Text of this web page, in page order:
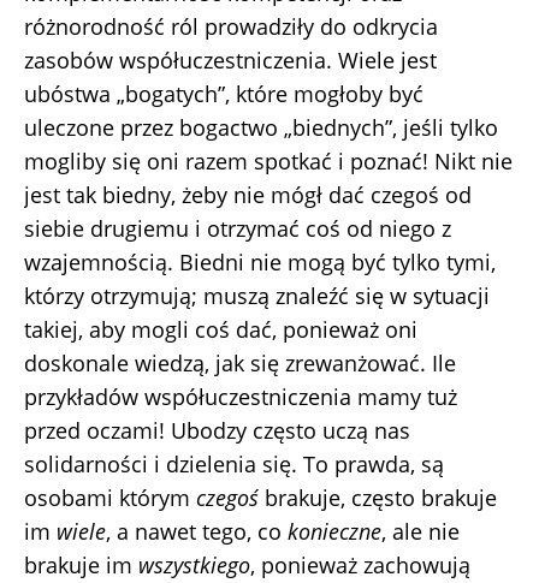
różnorodność ról prowadziły do odkrycia
zasobów współuczestniczenia. Wiele jest
ubóstwa „bogatych”, które mogłoby być
uleczone przez bogactwo „biednych”, jeśli tylko
mogliby się oni razem spotkać i poznać! Nikt nie
jest tak biedny, żeby nie mógł dać czegoś od
siebie drugiemu i otrzymać coś od niego z
wzajemnością. Biedni nie mogą być tylko tymi,
którzy otrzymują; muszą znaleźć się w sytuacji
takiej, aby mogli coś dać, ponieważ oni
doskonale wiedzą, jak się zrewanżować. Ile
przykładów współuczestniczenia mamy tuż
przed oczami! Ubodzy często uczą nas
solidarności i dzielenia się. To prawda, są
osobami którym czegoś brakuje, często brakuje
im wiele, a nawet tego, co konieczne, ale nie
brakuje im wszystkiego, ponieważ zachowują